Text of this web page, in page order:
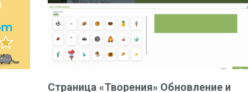
Страница «Творения» Обновление и